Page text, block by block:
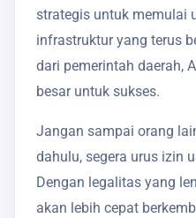
strategis untuk memulai
infrastruktur yang terus
dari pemerintah daerah,
besar untuk sukses.
Jangan sampai orang
dahulu, segera urus izin
Dengan legalitas yang
akan lebih cepat